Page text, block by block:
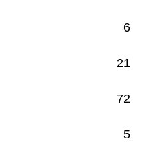
6
21
72
5